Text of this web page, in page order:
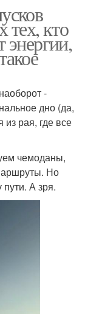
тех, кто
энергии,
-
дно (да,
рая, где все
чемоданы,
Но
пути. А зря.